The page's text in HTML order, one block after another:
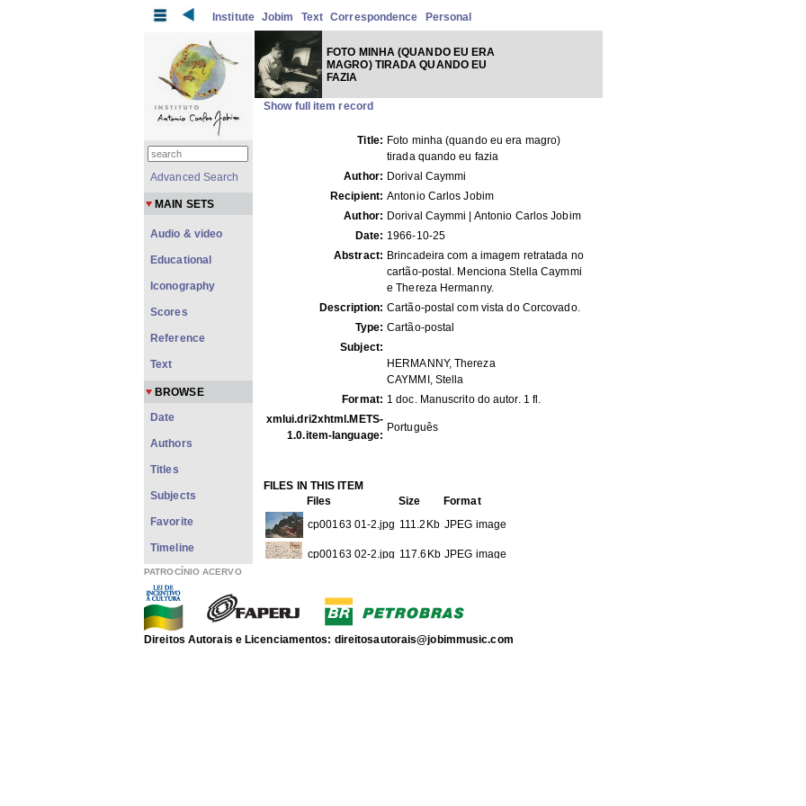
Institute Jobim Text Correspondence Personal
FOTO MINHA (QUANDO EU ERA
MAGRO) TIRADA QUANDO EU
FAZIA
Show full item record
Title: Foto minha (quando eu era magro)
tirada quando eu fazia
Author: Dorival Caymmi
Recipient: Antonio Carlos Jobim
Author: Dorival Caymmi | Antonio Carlos Jobim
Date: 1966-10-25
Abstract: Brincadeira com a imagem retratada no
cartão-postal. Menciona Stella Caymmi
e Thereza Hermanny.
Description: Cartão-postal com vista do Corcovado.
Type: Cartão-postal
Subject:
HERMANNY, Thereza
CAYMMI, Stella
Format: 1 doc. Manuscrito do autor. 1 fl.
xmlui.dri2xhtml.METS-
1.0.item-language:
Português
FILES IN THIS ITEM
Files
Size
Format
cp00163 01-2.jpg 111.2Kb JPEG image
cp00163 02-2.jpg 117.6Kb JPEG image
THIS ITEM APPEARS IN THE FOLLOWING COLLECTION(S)
Personal
[833]
Correspondência em que ACJ é um dos interlocutores
Advanced Search
MAIN SETS
Audio & video
Educational
Iconography
Scores
Reference
Text
BROWSE
Date
Authors
Titles
Subjects
Favorite
Timeline
PATROCÍNIO ACERVO
Direitos Autorais e Licenciamentos: direitosautorais@jobimmusic.com